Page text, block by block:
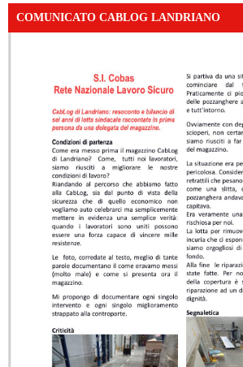
COMUNICATO CABLOG LANDRIANO